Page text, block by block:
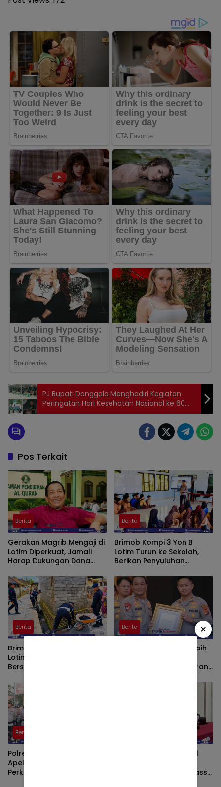
PJ Bupati Donggala Menghadiri Kegiatan
Peringatan Hari Kesehatan Nasional ke 60
tahun
Pos Terkait
Berita
Gerakan Magrib Mengaji di
Lotim Diperkuat, Jamali
Harap Dukungan Dana
Berita
Brimob Kompi 3 Yon B
Lotim Turun ke Sekolah,
Berikan Penyuluhan
SAR Siswa SMK NW Benteng
Berita
Brimob Kompi 3 Yon B
Lotim Bersama Warga
Bersihkan Masjid dan
Berita
Polres Lombok Timur Raih
Prima, Tertinggi di Jajaran
Berita
Polres Lombok Timur Gelar
Apel Siaga Kamtibmas,
Perkuat Pengamanan HUT
Diduga Unit Pengumpul
Timur Ikut Kerahkan Massa
×